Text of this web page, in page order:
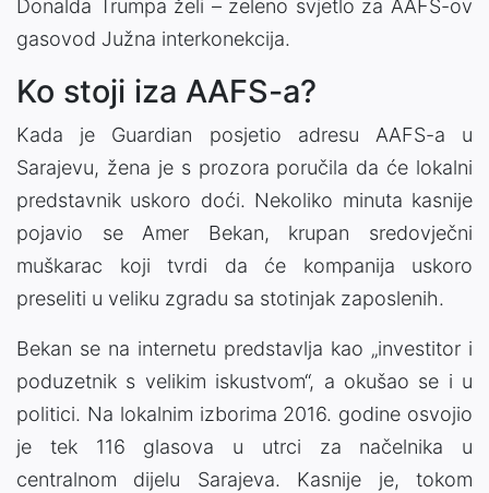
Donalda Trumpa želi – zeleno svjetlo za AAFS-ov
gasovod Južna interkonekcija.
Ko stoji iza AAFS-a?
Kada je Guardian posjetio adresu AAFS-a u
Sarajevu, žena je s prozora poručila da će lokalni
predstavnik uskoro doći. Nekoliko minuta kasnije
pojavio se Amer Bekan, krupan sredovječni
muškarac koji tvrdi da će kompanija uskoro
preseliti u veliku zgradu sa stotinjak zaposlenih.
Bekan se na internetu predstavlja kao „investitor i
poduzetnik s velikim iskustvom“, a okušao se i u
politici. Na lokalnim izborima 2016. godine osvojio
je tek 116 glasova u utrci za načelnika u
centralnom dijelu Sarajeva. Kasnije je, tokom